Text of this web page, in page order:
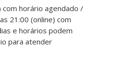
horário agendado /
21:00 (online) com
e horários podem
para atender